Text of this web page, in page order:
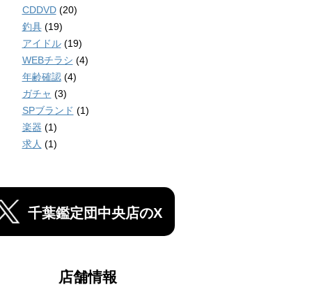
CDDVD(20)
釣具(19)
アイドル(19)
WEBチラシ (4)
年齢確認(4)
ガチャ (3)
SPブランド (1)
楽器 (1)
求人 (1)
千葉鑑定団中央店のX
店舗情報